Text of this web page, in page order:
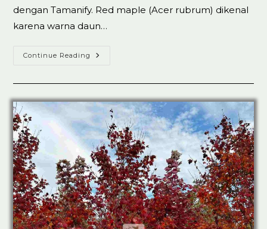
dengan Tamanify. Red maple (Acer rubrum) dikenal
karena warna daun…
Continue Reading Jual
Maple
100%
Koleksi
Ready
Stok